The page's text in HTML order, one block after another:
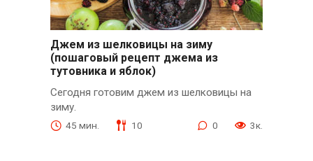
Джем из шелковицы на зиму
(пошаговый рецепт джема из
тутовника и яблок)
Сегодня готовим джем из шелковицы на
зиму.
45 мин. 10 0 3к.